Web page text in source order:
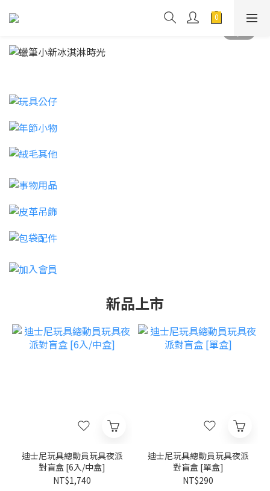
新品上市
迪士尼玩具總動員玩具夜派
對盲盒 [6入/中盒]
NT$1,740
迪士尼玩具總動員玩具夜派
對盲盒 [單盒]
NT$290